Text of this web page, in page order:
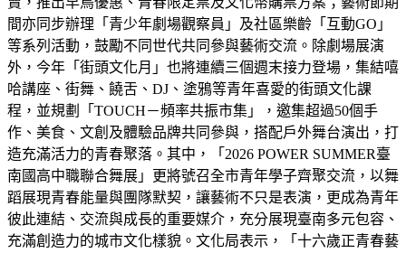
間亦同步辦理「青少年劇場觀察員」及社區樂齡「互動GO」
等系列活動，鼓勵不同世代共同參與藝術交流。除劇場展演
外，今年「街頭文化月」也將連續三個週末接力登場，集結嘻
哈講座、街舞、饒舌、DJ、塗鴉等青年喜愛的街頭文化課
程，並規劃「TOUCH－頻率共振市集」，邀集超過50個手
作、美食、文創及體驗品牌共同參與，搭配戶外舞台演出，打
造充滿活力的青春聚落。其中，「2026 POWER SUMMER臺
南國高中職聯合舞展」更將號召全市青年學子齊聚交流，以舞
蹈展現青春能量與團隊默契，讓藝術不只是表演，更成為青年
彼此連結、交流與成長的重要媒介，充分展現臺南多元包容、
充滿創造力的城市文化樣貌。文化局表示，「十六歲正青春藝